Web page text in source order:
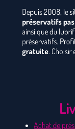
Depuis 2008, le
préservatifs
ainsi que du
préservatifs.
gratuite. Choisir
Achat de